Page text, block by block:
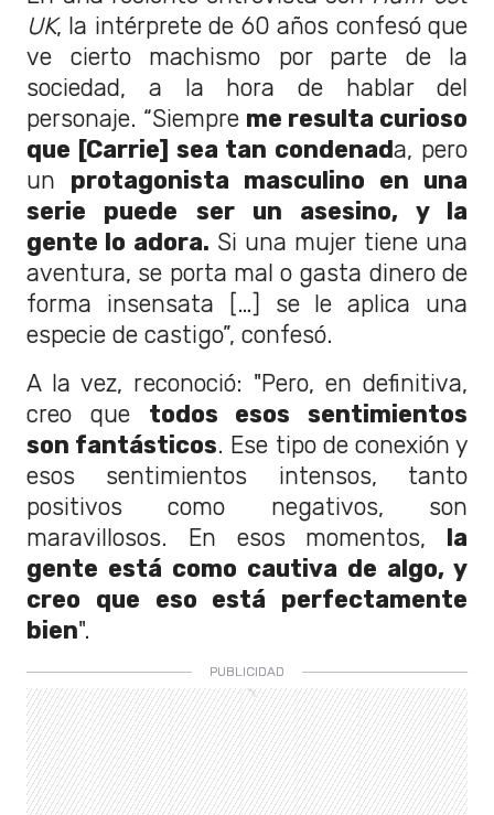
UK, la intérprete de 60 años confesó que
ve cierto machismo por parte de la
sociedad, a la hora de hablar del
personaje. “Siempre me resulta curioso
que [Carrie] sea tan condenada, pero
un protagonista masculino en una
serie puede ser un asesino, y la
gente lo adora. Si una mujer tiene una
aventura, se porta mal o gasta dinero de
forma insensata […] se le aplica una
especie de castigo”, confesó.
A la vez, reconoció: "Pero, en definitiva,
creo que todos esos sentimientos
son fantásticos. Ese tipo de conexión y
esos sentimientos intensos, tanto
positivos como negativos, son
maravillosos. En esos momentos, la
gente está como cautiva de algo, y
creo que eso está perfectamente
bien".